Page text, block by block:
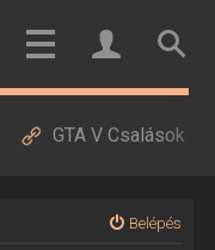
GTA V Csalások
Belépés